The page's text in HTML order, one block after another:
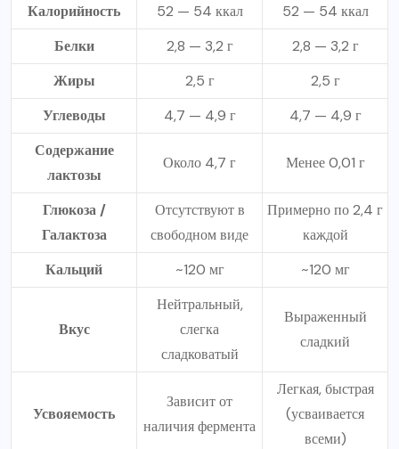
Калорийность
52 — 54 ккал
52 — 54 ккал
Белки
2,8 — 3,2 г
2,8 — 3,2 г
Жиры
2,5 г
2,5 г
Углеводы
4,7 — 4,9 г
4,7 — 4,9 г
Содержание
лактозы
Около 4,7 г Менее 0,01 г
Глюкоза /
Галактоза
Отсутствуют в
свободном виде
Примерно по 2,4 г
каждой
Кальций
~120 мг ~120 мг
Вкус
Нейтральный,
слегка
сладковатый
Выраженный
сладкий
Усвояемость
Зависит от
наличия фермента
Легкая, быстрая
(усваивается
всеми)